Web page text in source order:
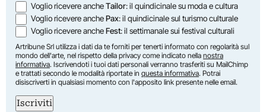
Voglio ricevere ancheTailor: il quindicinale su moda e cultura
Voglio ricevere anchePax: il quindicinale sul turismo culturale
Voglio ricevere ancheFest: il settimanale sui festival culturali
Artribune Srl utilizza i dati da te forniti per tenerti informato con regolarità sul
mondo dell'arte, nel rispetto della privacy come indicato nella nostra
informativa. Iscrivendoti i tuoi dati personali verranno trasferiti su MailChimp
e trattati secondo le modalità riportate in questa informativa. Potrai
disiscriverti in qualsiasi momento con l'apposito link presente nelle email.
Iscriviti